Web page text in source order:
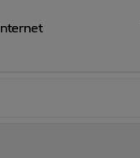
Internet